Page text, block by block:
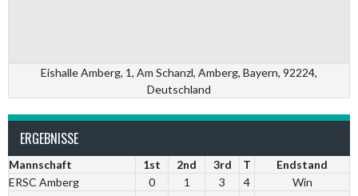
Eishalle Amberg, 1, Am Schanzl, Amberg, Bayern, 92224,
Deutschland
ERGEBNISSE
Mannschaft 1st 2nd 3rd T
Endstand
ERSC Amberg
0 1 3 4
Win